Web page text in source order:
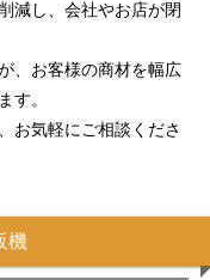
減し、会社やお店が閉
、お客様の商材を幅広
す。
お気軽にご相談くださ
機